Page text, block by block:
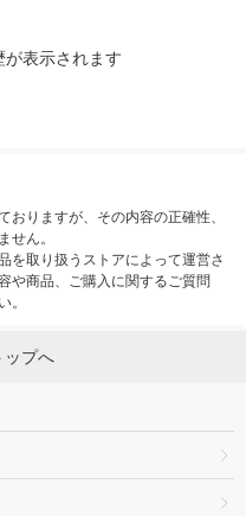
表示されます
りますが、その内容の正確性、
せん。
を取り扱うストアによって運営さ
や商品、ご購入に関するご質問
。
ップへ